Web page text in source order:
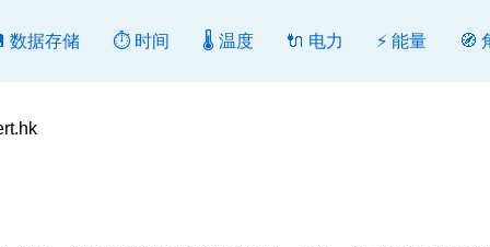
数据存储 ⏱️ 时间 🌡️ 温度 🔌 电力 ⚡ 能量 🧭